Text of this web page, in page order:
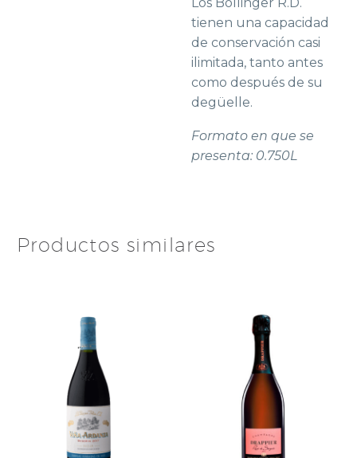
tienen una capacidad
de conservación casi
ilimitada, tanto antes
como después de su
degüelle.
Formato en que se
presenta: 0.750L
Productos similares